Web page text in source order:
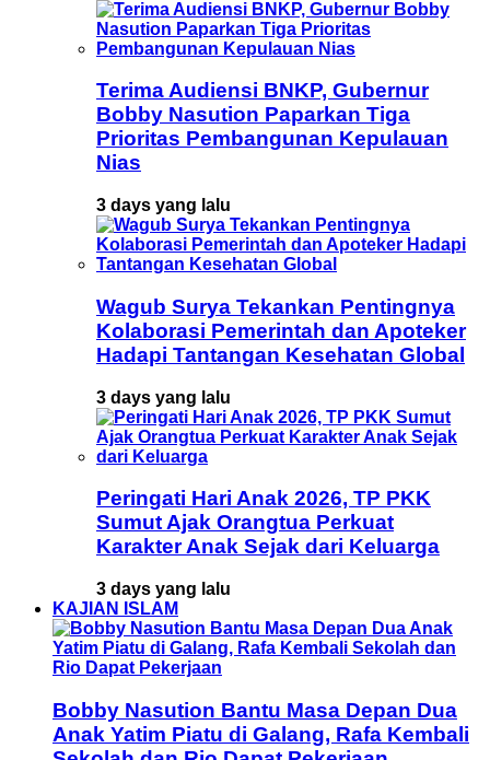
Terima Audiensi BNKP, Gubernur
Bobby Nasution Paparkan Tiga
Prioritas Pembangunan Kepulauan
Nias
3 days yang lalu
Wagub Surya Tekankan Pentingnya
Kolaborasi Pemerintah dan Apoteker
Hadapi Tantangan Kesehatan Global
3 days yang lalu
Peringati Hari Anak 2026, TP PKK
Sumut Ajak Orangtua Perkuat
Karakter Anak Sejak dari Keluarga
3 days yang lalu
KAJIAN ISLAM
Bobby Nasution Bantu Masa Depan Dua
Anak Yatim Piatu di Galang, Rafa Kembali